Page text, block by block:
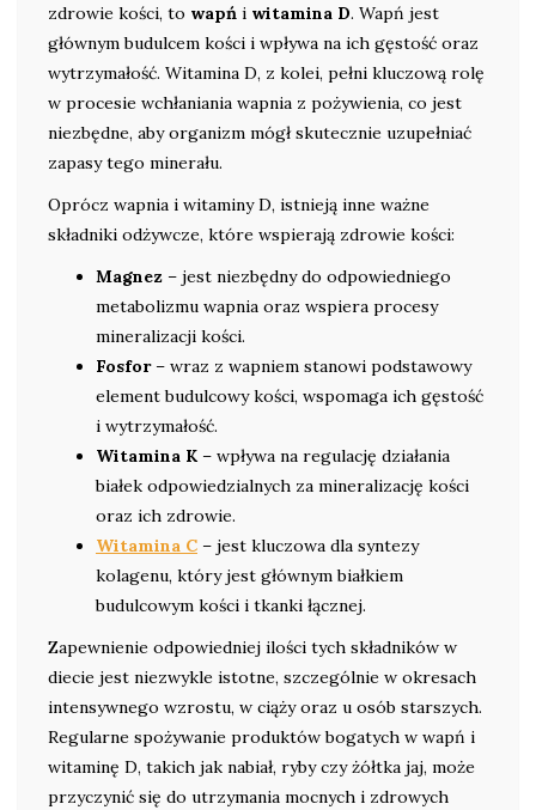
zdrowie kości, to wapń i witamina D. Wapń jest
głównym budulcem kości i wpływa na ich gęstość oraz
wytrzymałość. Witamina D, z kolei, pełni kluczową rolę
w procesie wchłaniania wapnia z pożywienia, co jest
niezbędne, aby organizm mógł skutecznie uzupełniać
zapasy tego minerału.
Oprócz wapnia i witaminy D, istnieją inne ważne
składniki odżywcze, które wspierają zdrowie kości:
Magnez – jest niezbędny do odpowiedniego
metabolizmu wapnia oraz wspiera procesy
mineralizacji kości.
Fosfor– wraz z wapniem stanowi podstawowy
element budulcowy kości, wspomaga ich gęstość
i wytrzymałość.
Witamina K – wpływa na regulację działania
białek odpowiedzialnych za mineralizację kości
oraz ich zdrowie.
Witamina C – jest kluczowa dla syntezy
kolagenu, który jest głównym białkiem
budulcowym kości i tkanki łącznej.
Zapewnienie odpowiedniej ilości tych składników w
diecie jest niezwykle istotne, szczególnie w okresach
intensywnego wzrostu, w ciąży oraz u osób starszych.
Regularne spożywanie produktów bogatych w wapń i
witaminę D, takich jak nabiał, ryby czy żółtka jaj, może
przyczynić się do utrzymania mocnych i zdrowych